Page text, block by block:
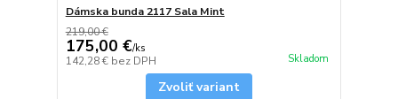
Dámska bunda 2117 Sala Mint
219,00 €
175,00 €/ks
142,28 € bez DPH Skladom
Zvoliť variant